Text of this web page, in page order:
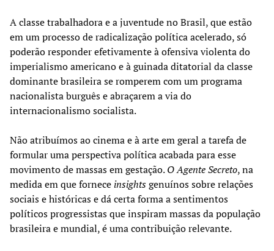
A classe trabalhadora e a juventude no Brasil, que estão
em um processo de radicalização política acelerado, só
poderão responder efetivamente à ofensiva violenta do
imperialismo americano e à guinada ditatorial da classe
dominante brasileira se romperem com um programa
nacionalista burguês e abraçarem a via do
internacionalismo socialista.
Não atribuímos ao cinema e à arte em geral a tarefa de
formular uma perspectiva política acabada para esse
movimento de massas em gestação.O Agente Secreto, na
medida em que fornece insightsgenuínos sobre relações
sociais e históricas e dá certa forma a sentimentos
políticos progressistas que inspiram massas da população
brasileira e mundial, é uma contribuição relevante.